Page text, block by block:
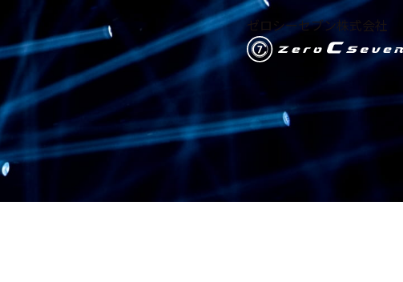
ゼロシーセブン株式会社